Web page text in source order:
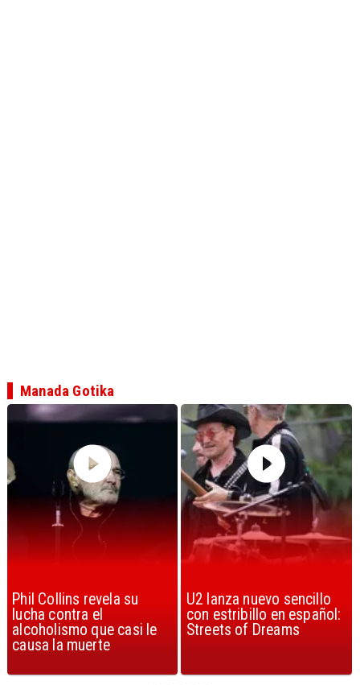
U2 lanza nuevo sencillo
con estribillo en español:
Streets of Dreams
“Africa” de Toto es
considerada la mejor
canción, según la ciencia
Manada Gotika